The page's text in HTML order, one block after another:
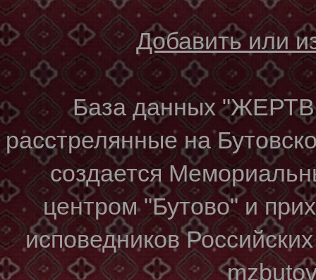
Добавить или
База данных
расстрелянные на
создается
центром "Бутово" и
исповедников